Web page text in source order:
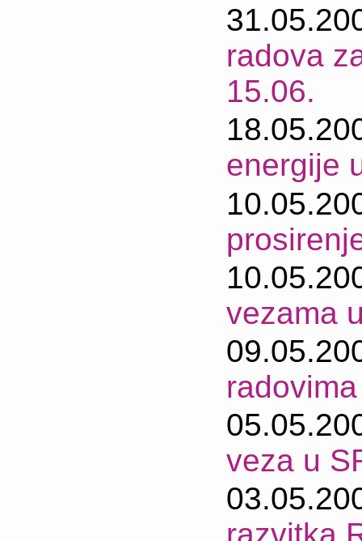
radova
15.06.
energije
vezama
veza u